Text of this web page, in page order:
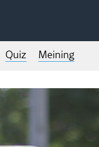
Quiz Meining